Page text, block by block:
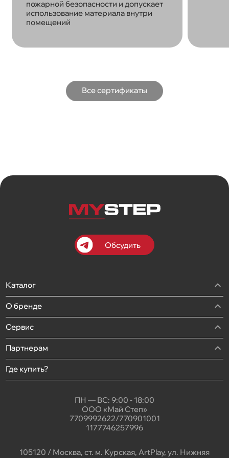
пожарной безопасности и допускает
использование материала внутри
помещений
Все сертификаты
Обсудить
Каталог
О бренде
Сервис
Партнерам
Где купить?
ПН — ВС: 9:00 - 18:00
ООО «Май Степ»
7709992622/770901001
1177746257996
105120 / Москва, ст. м. Курская, ArtPlay, ул. Нижняя